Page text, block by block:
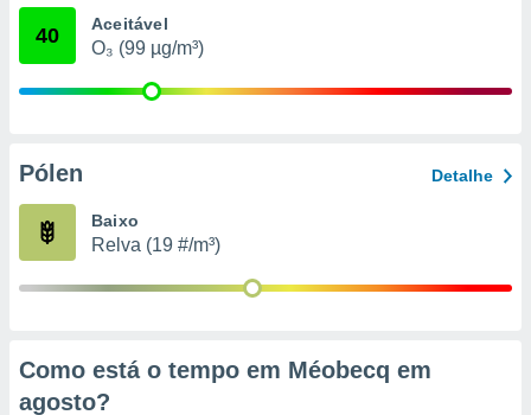
estudos
e
1199
40 Aceitável
O₃ (99 µg/m³)
Pólen Detalhe
Baixo
Relva (19 #/m³)
Como está o tempo em Méobecq em
agosto?